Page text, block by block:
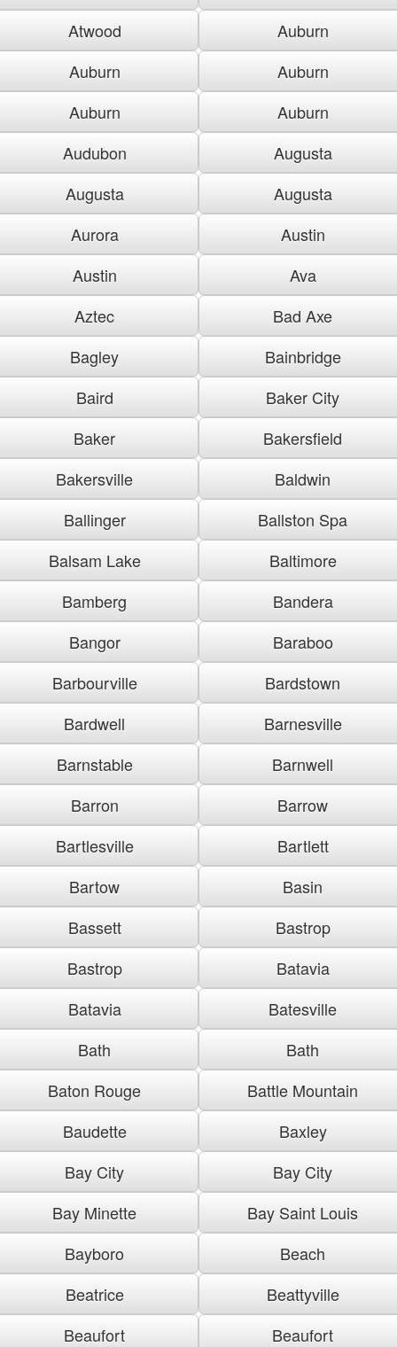
Atwood
Auburn
Auburn
Auburn
Auburn
Auburn
Audubon
Augusta
Augusta
Augusta
Aurora
Austin
Austin
Ava
Aztec
Bad Axe
Bagley
Bainbridge
Baird
Baker City
Baker
Bakersfield
Bakersville
Baldwin
Ballinger
Ballston Spa
Balsam Lake
Baltimore
Bamberg
Bandera
Bangor
Baraboo
Barbourville
Bardstown
Bardwell
Barnesville
Barnstable
Barnwell
Barron
Barrow
Bartlesville
Bartlett
Bartow
Basin
Bassett
Bastrop
Bastrop
Batavia
Batavia
Batesville
Bath
Bath
Baton Rouge
Battle Mountain
Baudette
Baxley
Bay City
Bay City
Bay Minette
Bay Saint Louis
Bayboro
Beach
Beatrice
Beattyville
Beaufort
Beaufort